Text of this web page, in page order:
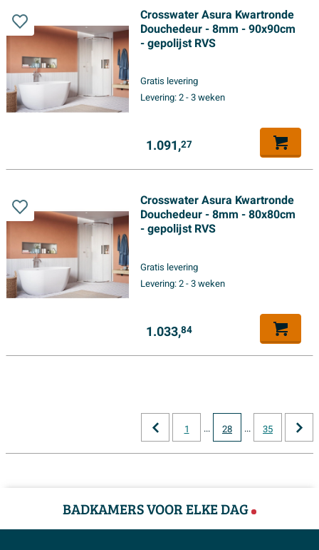
Crosswater Asura Kwartronde
Douchedeur - 8mm - 90x90cm
- gepolijst RVS
Gratis levering
Levering:2 - 3 weken
1.091,27
Crosswater Asura Kwartronde
Douchedeur - 8mm - 80x80cm
- gepolijst RVS
Gratis levering
Levering:2 - 3 weken
1.033,84
1 ... 28 ... 35
BADKAMERS VOOR ELKE DAG